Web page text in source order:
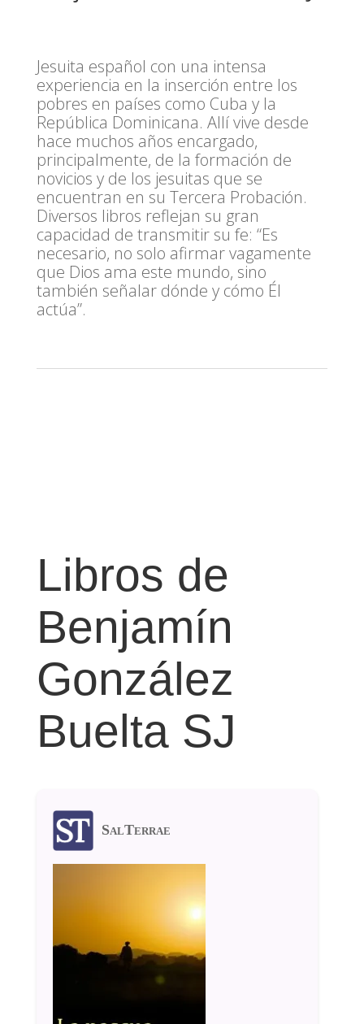
Jesuita español con una intensa
experiencia en la inserción entre los
pobres en países como Cuba y la
República Dominicana. Allí vive desde
hace muchos años encargado,
principalmente, de la formación de
novicios y de los jesuitas que se
encuentran en su Tercera Probación.
Diversos libros reflejan su gran
capacidad de transmitir su fe: “Es
necesario, no solo afirmar vagamente
que Dios ama este mundo, sino
también señalar dónde y cómo Él
actúa”.
Libros de
Benjamín
González
Buelta SJ
SalTerrae